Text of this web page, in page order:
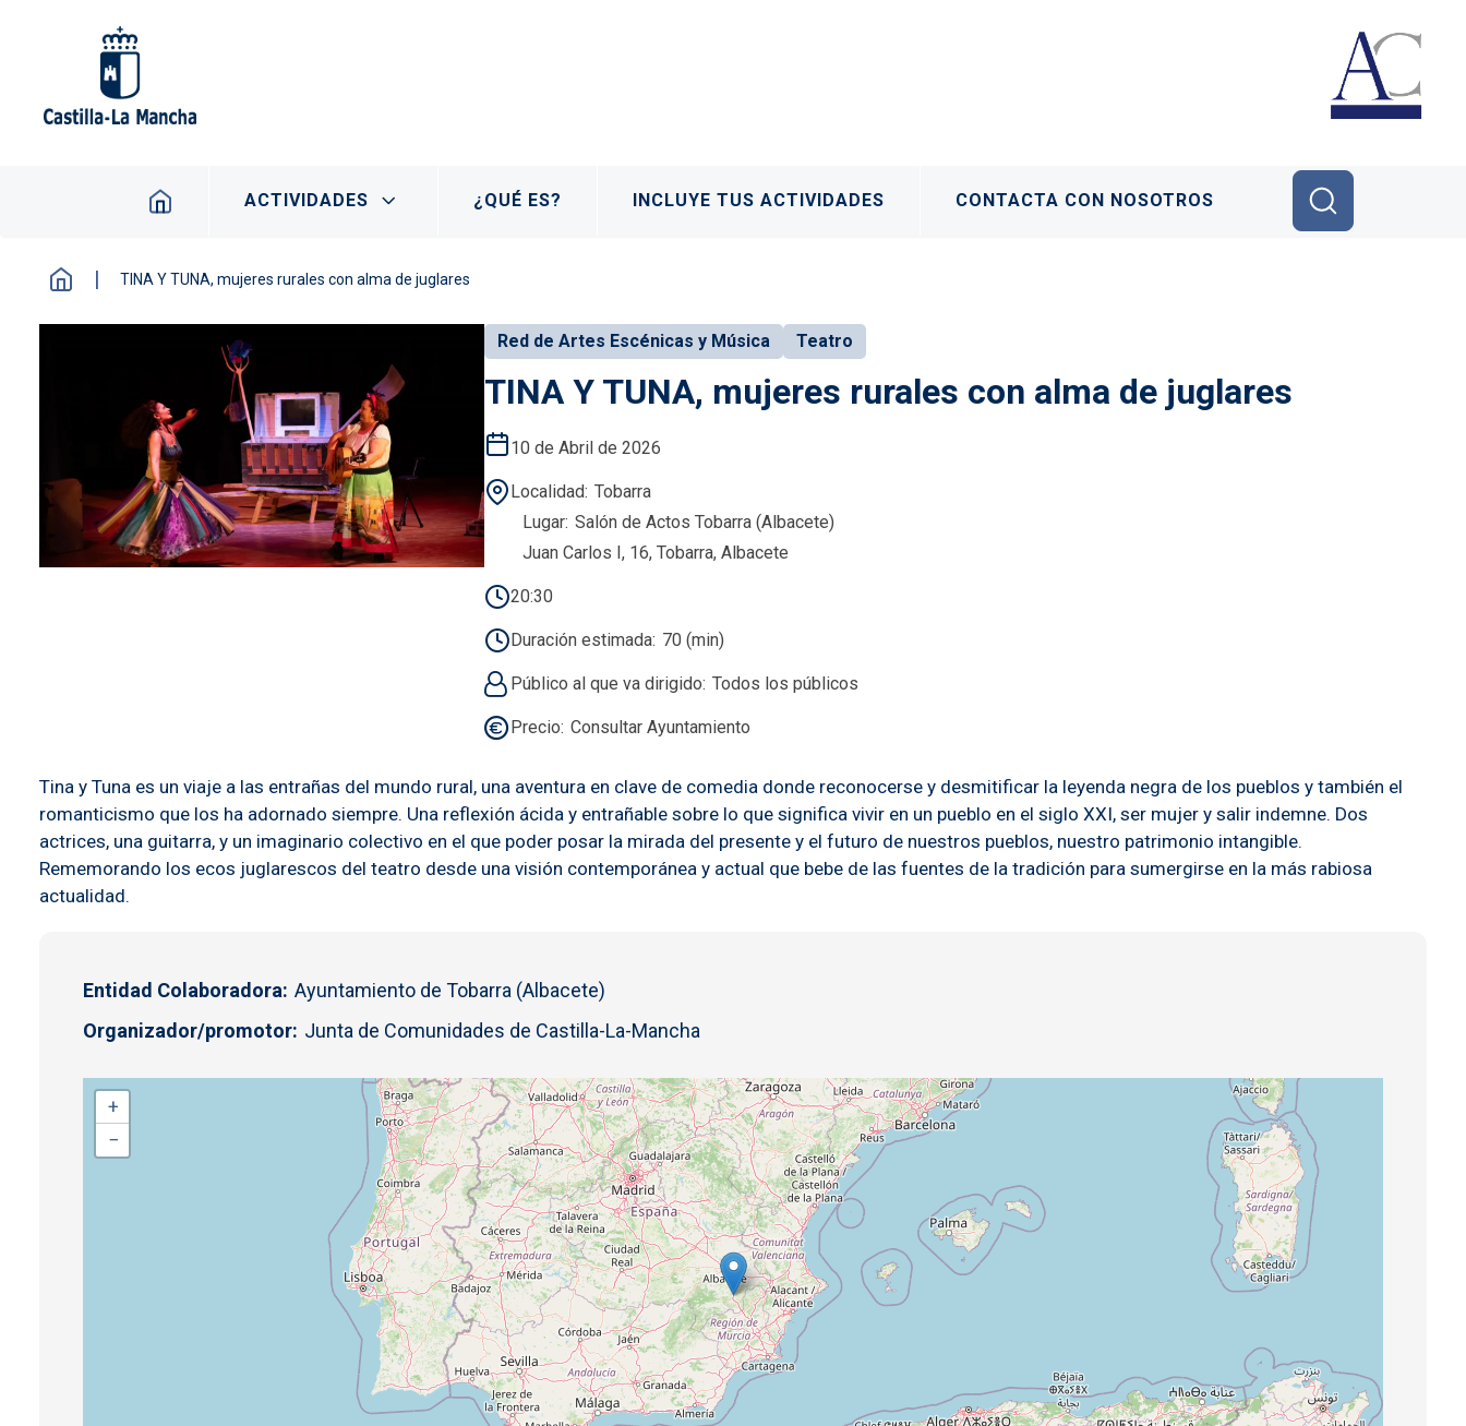
Navegación principal
ACTIVIDADES ¿QUÉ ES? INCLUYE TUS ACTIVIDADES CONTACTA CON NOSOTROS
TINA Y TUNA, mujeres rurales con alma de juglares
Red de Artes Escénicas y Música Teatro
TINA Y TUNA, mujeres rurales con alma de juglares
10 de Abril de 2026
Localidad Tobarra
Lugar Salón de Actos Tobarra (Albacete)
Juan Carlos I, 16, Tobarra, Albacete
20:30
Duración estimada 70 (min)
Público al que va dirigido Todos los públicos
Precio Consultar Ayuntamiento
Tina y Tuna es un viaje a las entrañas del mundo rural, una aventura en clave de comedia donde reconocerse y desmitificar la leyenda negra de los pueblos y también el
romanticismo que los ha adornado siempre. Una reflexión ácida y entrañable sobre lo que significa vivir en un pueblo en el siglo XXI, ser mujer y salir indemne. Dos
actrices, una guitarra, y un imaginario colectivo en el que poder posar la mirada del presente y el futuro de nuestros pueblos, nuestro patrimonio intangible.
Rememorando los ecos juglarescos del teatro desde una visión contemporánea y actual que bebe de las fuentes de la tradición para sumergirse en la más rabiosa
actualidad.
Entidad Colaboradora Ayuntamiento de Tobarra (Albacete)
Organizador/promotor Junta de Comunidades de Castilla-La-Mancha
+
−